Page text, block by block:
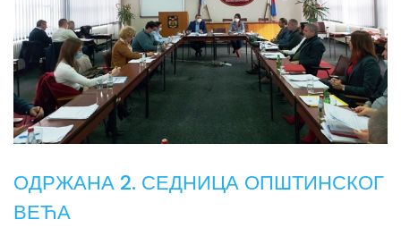
ОДРЖАНА 2. СЕДНИЦА ОПШТИНСКОГ
ВЕЋА